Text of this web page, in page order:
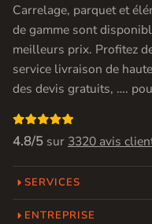
Carrelage, parquet et
de gamme sont
meilleurs prix. Profitez
service livraison de
des devis gratuits, ….

4.8/5 sur 3320 avis
SERVICES
ENTREPRISE